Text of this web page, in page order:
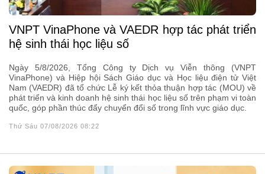
VNPT VinaPhone và VAEDR hợp tác phát triển
hệ sinh thái học liệu số
Ngày 5/8/2026, Tổng Công ty Dịch vụ Viễn thông (VNPT
VinaPhone) và Hiệp hội Sách Giáo dục và Học liệu điện tử Việt
Nam (VAEDR) đã tổ chức Lễ ký kết thỏa thuận hợp tác (MOU) về
phát triển và kinh doanh hệ sinh thái học liệu số trên phạm vi toàn
quốc, góp phần thúc đẩy chuyển đổi số trong lĩnh vực giáo dục.
Thứ Sáu 07/08/2026 08:22